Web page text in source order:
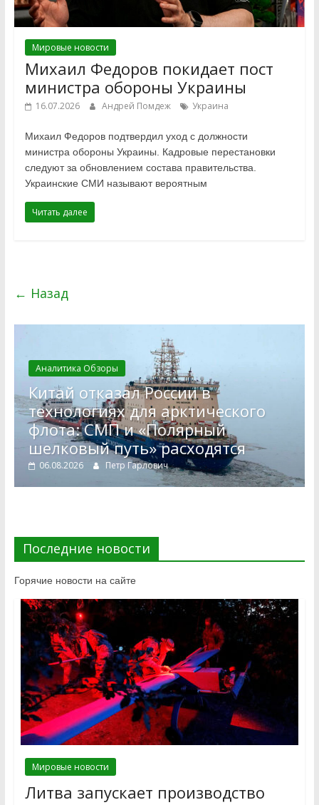
Мировые новости
Михаил Федоров покидает пост
министра обороны Украины
16.07.2026 Андрей Помдеж Украина
Михаил Федоров подтвердил уход с должности
министра обороны Украины. Кадровые перестановки
следуют за обновлением состава правительства.
Украинские СМИ называют вероятным
Читать далее
← Назад
Аналитика Обзоры
Китай отказал России в
технологиях для арктического
флота: СМП и «Полярный
шелковый путь» расходятся
06.08.2026 Петр Гарлович
Последние новости
Горячие новости на сайте
Мировые новости
Литва запускает производство